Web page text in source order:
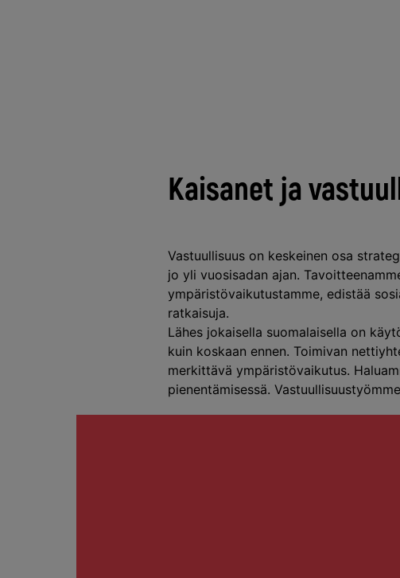
Kaisanet ja
Vastuullisuus on keskeinen osa
jo yli vuosisadan ajan.
ympäristövaikutustamme, edistää
ratkaisuja.
Lähes jokaisella suomalaisella on
kuin koskaan ennen. Toimivan
merkittävä ympäristövaikutus.
pienentämisessä.